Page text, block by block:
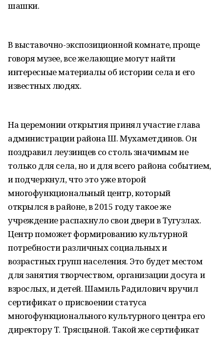
шашки.
В выставочно-экспозиционной комнате, проще
говоря музее, все желающие могут найти
интересные материалы об истории села и его
известных людях.
На церемонии открытия принял участие глава
администрации района Ш. Мухаметдинов. Он
поздравил леузинцев со столь значимым не
только для села, но и для всего района событием,
и подчеркнул, что это уже второй
многофункциональный центр, который
открылся в районе, в 2015 году такое же
учреждение распахнуло свои двери в Тугузлах.
Центр поможет формированию культурной
потребности различных социальных и
возрастных групп населения. Это будет местом
для занятия творчеством, организации досуга и
взрослых, и детей. Шамиль Радилович вручил
сертификат о присвоении статуса
многофункционального культурного центра его
директору Т. Трясцыной. Такой же сертификат